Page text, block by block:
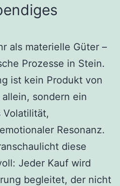
als materielle Güter –
Prozesse in Stein.
ist kein Produkt von
sondern ein
Volatilität,
Resonanz.
diese
Jeder Kauf wird
begleitet, der nicht